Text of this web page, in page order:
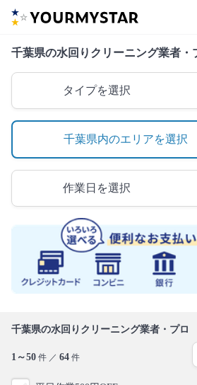
千葉県の水回りクリーニング業者・
タイプを選択
千葉県内のエリアを選択
作業日を選択
千葉県の水回りクリーニング業者・プロ
1～50 件 ／ 64 件